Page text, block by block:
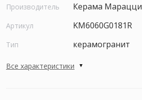
Производитель Керама Марацци
Артикул KM6060G0181R
Тип керамогранит
Все характеристики